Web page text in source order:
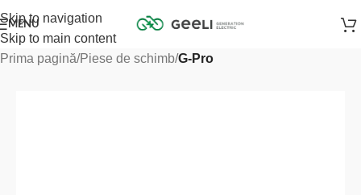
Skip to navigation
Skip to main content
MENU
Prima pagină Piese de schimb G-Pro